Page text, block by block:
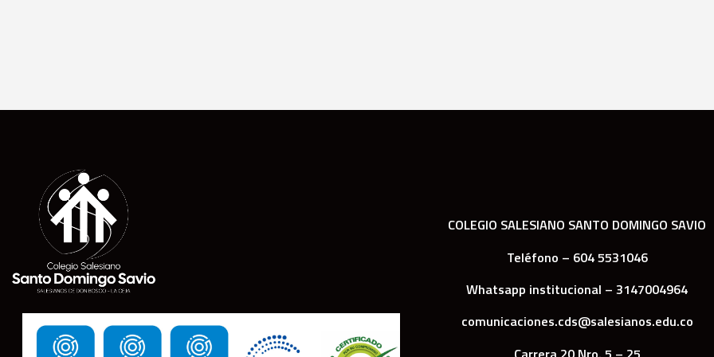
COLEGIO SALESIANO SANTO DOMINGO SAVIO
Teléfono – 604 5531046
Whatsapp institucional – 3147004964
comunicaciones.cds@salesianos.edu.co